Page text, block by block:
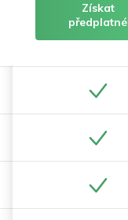
Získat
předplatné